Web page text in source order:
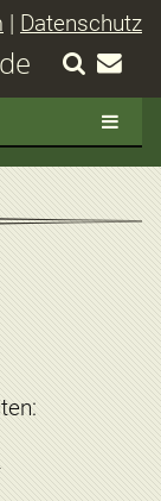
| Datenschutz